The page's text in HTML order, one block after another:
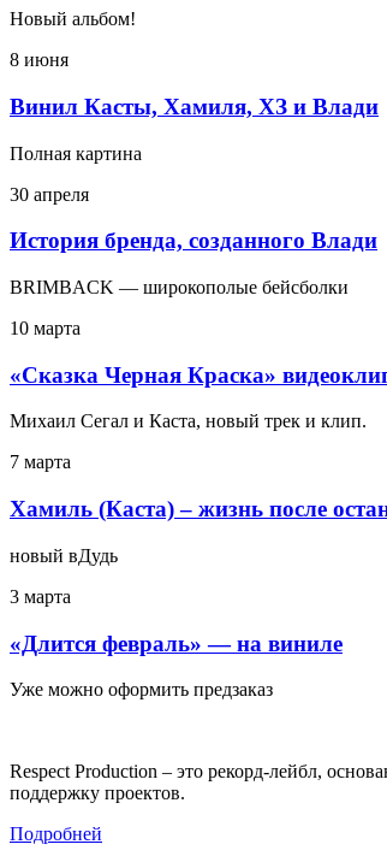
Новый альбом!
8 июня
Винил Касты, Хамиля, ХЗ и Влади
Полная картина
30 апреля
История бренда, созданного Влади
BRIMBACK — широкополые бейсболки
10 марта
«Сказка Черная Краска»
Михаил Сегал и Каста, новый трек и клип.
7 марта
Хамиль (Каста) – жизнь после
новый вДудь
3 марта
«Длится февраль» — на виниле
Уже можно оформить предзаказ
Respect Production – это рекорд-лейбл,
поддержку проектов.
Подробней